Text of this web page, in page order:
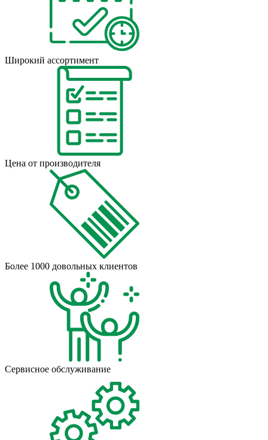
Широкий ассортимент
Цена от производителя
Более 1000 довольных клиентов
Сервисное обслуживание